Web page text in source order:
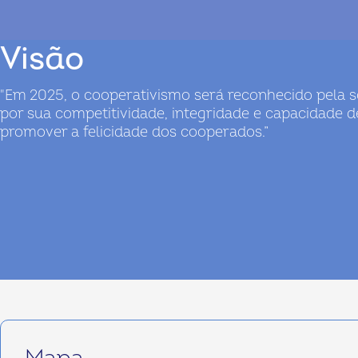
Visão
"Em 2025, o cooperativismo será reconhecido pela
por sua competitividade, integridade e capacidade
promover a felicidade dos cooperados.”